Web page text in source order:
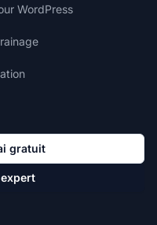
WordPress
gratuit